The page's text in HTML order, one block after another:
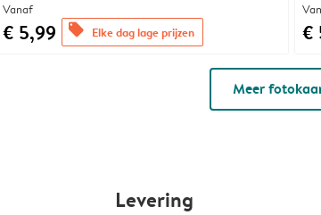
Vanaf
€ 5,99 offers Elke dag lage prijzen €
Meer
Levering